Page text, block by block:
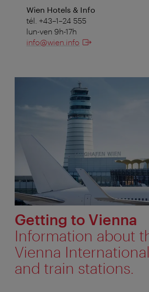
Wien Hotels & Info
tél. +43–1–24 555
lun-ven 9h-17h
info@wien.info
Getting to Vienna
Information about
Vienna
and train stations.